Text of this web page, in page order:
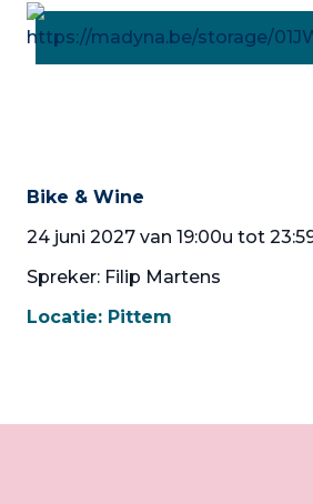
Bike & Wine
24 juni 2027 van 19:00u tot
Spreker: Filip Martens
Locatie: Pittem